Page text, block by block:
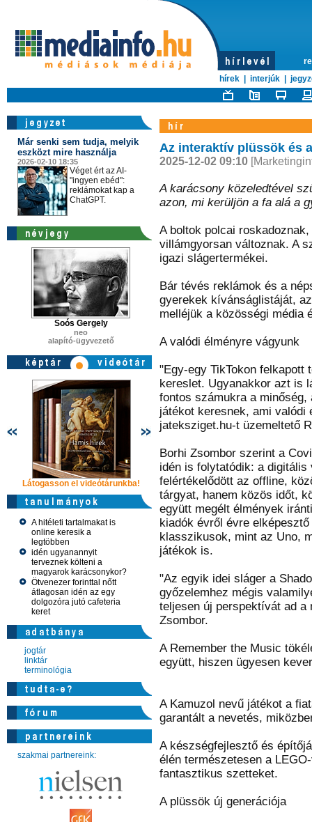
hírek
interjúk
Már senki sem tudja, melyik
eszközt mire használja
2026-02-10 18:35
Véget ért az AI-
"ingyen ebéd":
reklámokat kap a
ChatGPT.
Soós Gergely
neo
alapító-ügyvezető
Látogasson el videótárunkba! Látogasson el videótárunkba!Látogasson
A hitéleti tartalmakat is
online keresik a
legtöbben
idén ugyanannyit
terveznek költeni a
magyarok karácsonykor?
Ötvenezer forinttal nőtt
átlagosan idén az egy
dolgozóra jutó cafeteria
keret
jogtár
linktár
terminológia
szakmai partnereink:
Az interaktív plüssök és
2025-12-02 09:10
A karácsony közeledtével
azon, mi kerüljön a fa alá a
A boltok polcai
villámgyorsan változnak. A
igazi slágertermékei.
Bár tévés reklámok és a
gyerekek kívánságlistáját,
melléjük a közösségi média
A valódi élményre vágyunk
"Egy-egy TikTokon felkapott
kereslet. Ugyanakkor azt is
fontos számukra a
játékot keresnek, ami valódi
jateksziget.hu-t üzemeltető
Borhi Zsombor szerint a
idén is folytatódik: a
felértékelődött az offline,
tárgyat, hanem közös időt,
együtt megélt élmények
kiadók évről évre
klasszikusok, mint az Uno,
játékok is.
"Az egyik idei sláger a
győzelemhez mégis
teljesen új perspektívát ad a
Zsombor.
A Remember the Music
együtt, hiszen ügyesen
A Kamuzol nevű játékot a
garantált a nevetés,
A készségfejlesztő és
élén természetesen a
fantasztikus szetteket.
A plüssök új generációja